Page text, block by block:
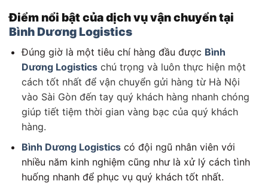
Điểm nổi bật của dịchvụ vận chuyển tại
Bình Dương Logistics
Đúng giờ là một tiêu chí hàng đầu được Bình
Dương Logistics chú trọng và luôn thực hiện một
cách tốt nhất để vận chuyển gửi hàng từ Hà Nội
vào Sài Gòn đến tay quý khách hàng nhanh chóng
giúp tiết tiệm thời gian vàng bạc của quý khách
hàng.
Bình Dương Logisticscó đội ngũ nhân viên với
nhiều năm kinh nghiệm cũng như là xử lý cách tình
huống nhanh để phục vụ quý khách tốt nhất.